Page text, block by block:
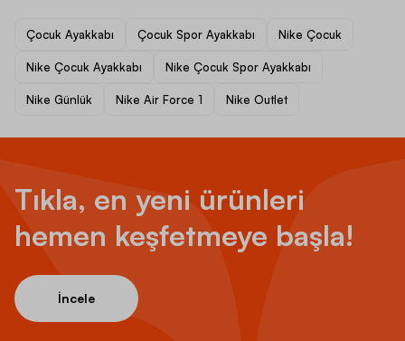
Çocuk Ayakkabı Çocuk Spor Ayakkabı Nike Çocuk
Nike Çocuk Ayakkabı Nike Çocuk Spor Ayakkabı
Nike Günlük Nike Air Force 1 Nike Outlet
Tıkla, en yeni ürünleri
hemen keşfetmeye başla!
İncele